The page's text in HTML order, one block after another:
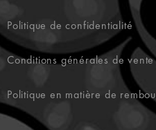
Politique de confidentialité
Conditions générales de vente
Politique en matière de